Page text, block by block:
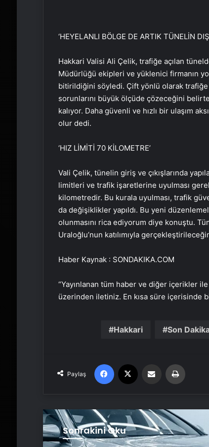
‘HEYELANLI BÖLGE DE ARTIK TÜNELİN
Hakkari Valisi Ali Çelik, trafiğe açılan
Müdürlüğü ekipleri ve yüklenici firmanın
bitirildiğini söyledi. Çift yönlü olarak trafiğe
sorunlarını büyük ölçüde çözeceğini
kalıyor. Daha güvenli ve hızlı bir ulaşım
olur dedi.
‘HIZ LİMİTİ 70 KİLOMETRE’
Vali Çelik, tünelin giriş ve çıkışlarında
limitleri ve trafik işaretlerine uyulması
kilometredir. Bu kurala uyulması, trafik
da değişiklikler yapıldı. Bu yeni
olunmasını rica ediyorum diye konuştu.
Uraloğlu’nun katılımıyla
Haber Kaynak : SONDAKIKA.COM
“Yayınlanan tüm haber ve diğer içerikler
üzerinden iletiniz. En kısa süre içerisinde
Hakkari Son
Paylaş
Facebook Email'den paylaş
Sonrakini Oku